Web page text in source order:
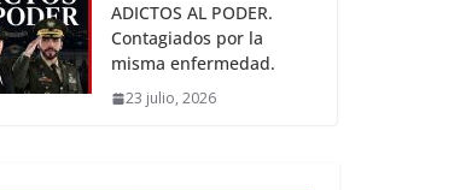
ADICTOS AL PODER.
Contagiados por la
misma enfermedad.
23 julio, 2026